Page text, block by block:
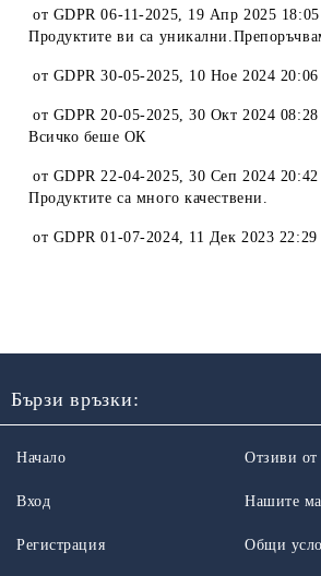
от GDPR 06-11-2025, 19 Апр 2025 18:05
Продуктите ви са
от GDPR 30-05-2025, 10 Ное 2024 20:06
от GDPR 20-05-2025,30 Окт 2024 08:28
Всичко беше ОК
от GDPR 22-04-2025,30 Сеп 2024 20:42
Продуктите са много качествени.
от GDPR 01-07-2024, 11 Дек 2023 22:29
Бързи връзки:
Начало
Вход
Регистрация
Отзиви от
Нашите
Общи